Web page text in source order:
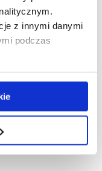
z innymi danymi
podczas
Studiów
jest płacona
przelewu do